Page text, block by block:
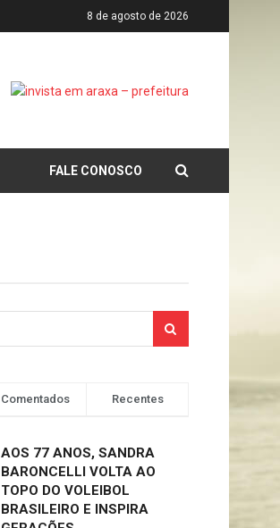
8 de agosto de 2026
FALE CONOSCO
Comentados Recentes
AOS 77 ANOS, SANDRA
BARONCELLI VOLTA AO
TOPO DO VOLEIBOL
BRASILEIRO E INSPIRA